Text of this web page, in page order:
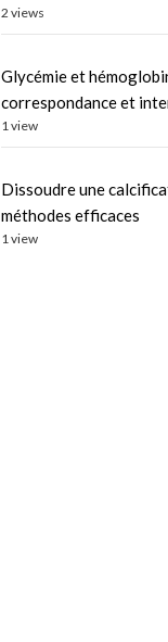
2 views
Glycémie et
correspondance et
1 view
Dissoudre une
méthodes efficaces
1 view